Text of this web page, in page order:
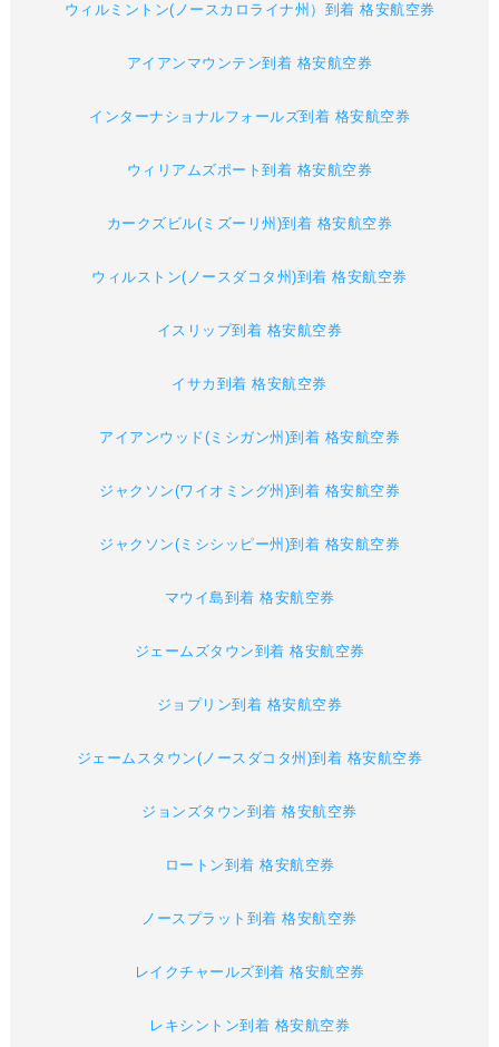
ウィルミントン(ノースカロライナ州）到着 格安航空券
アイアンマウンテン到着 格安航空券
インターナショナルフォールズ到着 格安航空券
ウィリアムズポート到着 格安航空券
カークズビル(ミズーリ州)到着 格安航空券
ウィルストン(ノースダコタ州)到着 格安航空券
イスリップ到着 格安航空券
イサカ到着 格安航空券
アイアンウッド(ミシガン州)到着 格安航空券
ジャクソン(ワイオミング州)到着 格安航空券
ジャクソン(ミシシッピー州)到着 格安航空券
マウイ島到着 格安航空券
ジェームズタウン到着 格安航空券
ジョプリン到着 格安航空券
ジェームスタウン(ノースダコタ州)到着 格安航空券
ジョンズタウン到着 格安航空券
ロートン到着 格安航空券
ノースプラット到着 格安航空券
レイクチャールズ到着 格安航空券
レキシントン到着 格安航空券